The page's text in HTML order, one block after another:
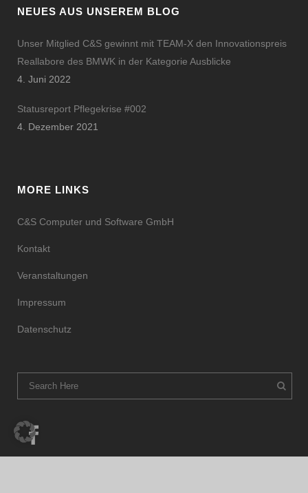
NEUES AUS UNSEREM BLOG
Unser Mitglied C&S gewinnt mit TEAM-X den Innovationspreis
Reallabore des BMWK in der Kategorie Ausblicke
4. Juni 2022
Statusreport Pflegekrise #002
4. Dezember 2021
MORE LINKS
C&S Computer und Software GmbH
Kontakt
Veranstaltungen
Impressum
Datenschutz